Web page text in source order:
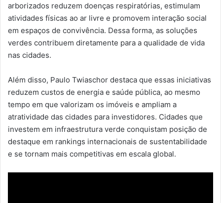
arborizados reduzem doenças respiratórias, estimulam
atividades físicas ao ar livre e promovem interação social
em espaços de convivência. Dessa forma, as soluções
verdes contribuem diretamente para a qualidade de vida
nas cidades.
Além disso, Paulo Twiaschor destaca que essas iniciativas
reduzem custos de energia e saúde pública, ao mesmo
tempo em que valorizam os imóveis e ampliam a
atratividade das cidades para investidores. Cidades que
investem em infraestrutura verde conquistam posição de
destaque em rankings internacionais de sustentabilidade
e se tornam mais competitivas em escala global.